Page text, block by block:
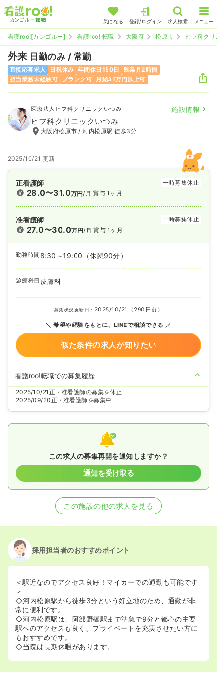
気になる 登録/ログイン 求人検索 メニュー
看護roo![カンゴルー] 看護roo! 転職 大阪府 松原市 ヒフ科ク
外来 日勤のみ / 常勤
直接応募求人 日祝休み 年間休日150日
残業月2時間
担当業務未経験可
ブランク可 月給31万円以上可
医療法人ヒフ科クリニックいつみ 施設情報
ヒフ科クリニックいつみ
大阪府松原市 / 河内松原駅 徒歩3分
2025/10/21 更新
正看護師 一時募集休止
28.0〜31.0万円/月 賞与 1ヶ月
准看護師 一時募集休止
27.0〜30.0万円/月 賞与 1ヶ月
勤務時間 8:30～19:00 （休憩90分）
診療科目 皮膚科
募集状況更新日： 2025/10/21（290日前）
希望や経験をもとに、LINEで相談できる
似た条件の求人が知りたい
看護roo!転職での募集履歴
2025/10/21 正・准看護師の募集を休止
2025/09/30正・准看護師を募集中
この求人の募集再開を通知しますか？
通知を受け取る
この施設の他の求人を見る
採用担当者のおすすめポイント
＜駅近なのでアクセス良好！マイカーでの通勤も可能です
＞
◇河内松原駅から徒歩3分という好立地のため、通勤が非
常に便利です。
◇河内松原駅は、阿部野橋駅まで準急で9分と都心の主要
駅へのアクセスも良く、プライベートを充実させたい方に
もおすすめです。
◇当院は長期休暇があります。